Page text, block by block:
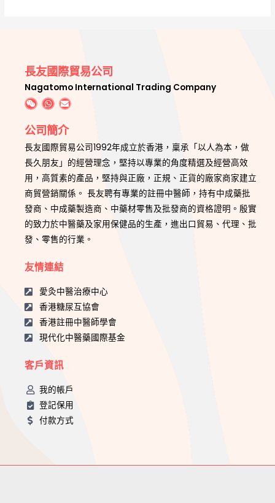
長友國際貿易公司
Nagatomo International Trading Company
公司簡介
長友國際貿易公司1992年成立於香港，稟承「以人為本，做
長久朋友」的經營理念，堅持以專業的角度精選及經營高效
用，高質素的產品，堅持與正廠，正規、正貨的廠家商家建立
商貿營銷關係。 長友聘有專業的註冊中醫師，持有中成藥批
發商、中成藥製造商、中藥材零售及批發商的資格證明。殷實
的致力於中醫藥及家用保健品的生產，進出口貿易、代理、批
發、零售的行業。
友情連結
愛灸中醫治療中心
香港糖尿互協會
香港註冊中醫師學會
現代化中醫藥國際基金
客戶資訊
我的帳戶
登記保用
付款方式